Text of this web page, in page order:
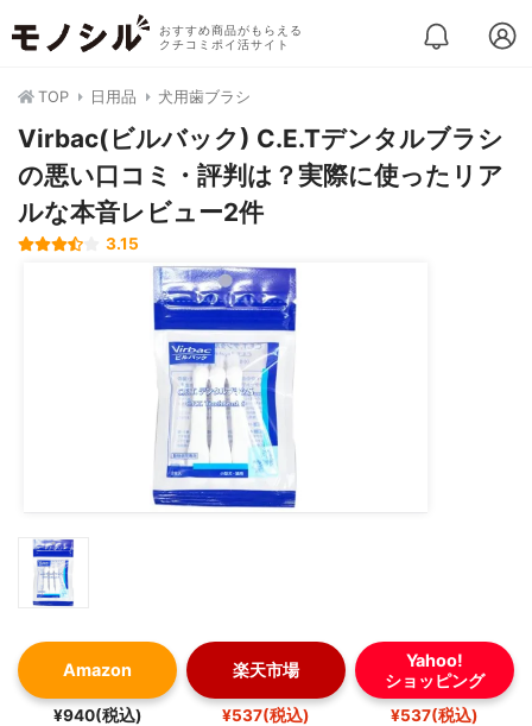
おすすめ商品がもらえる
クチコミポイ活サイト
TOP 日用品 犬用歯ブラシ
Virbac(ビルバック) C.E.Tデンタルブラシ
の悪い口コミ・評判は？実際に使ったリア
ルな本音レビュー2件
3.15
Amazon
¥940(税込)
楽天市場
¥537(税込)
Yahoo!
ショッピング
¥537(税込)